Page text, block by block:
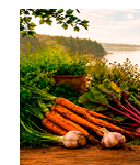
Siirry
sisältöön